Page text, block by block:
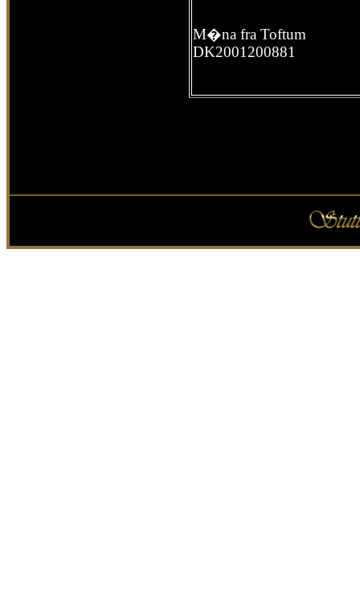
M�na fra Toftum
DK2001200881